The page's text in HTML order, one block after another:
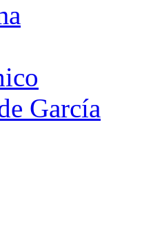
García